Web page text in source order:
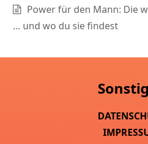
Power für den Mann: Die
… und wo du sie findest